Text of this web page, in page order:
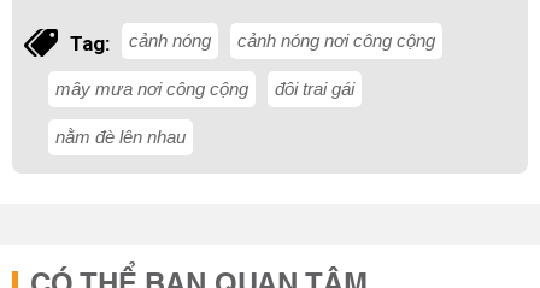
Tag: cảnh nóng cảnh nóng nơi công cộng
mây mưa nơi công cộng đôi trai gái
nằm đè lên nhau